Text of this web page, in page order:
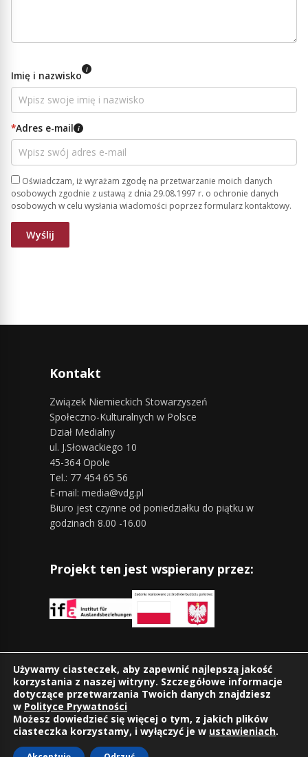
Imię i nazwisko i
*Adres e-mail i
Oświadczam, iż wyrażam zgodę na przetwarzanie moich danych
osobowych zgodnie z ustawą z dnia 29.08.1997 r. o ochronie danych
osobowych w celu wysłania wiadomości poprzez formularz kontaktowy.
Kontakt
Związek Niemieckich Stowarzyszeń
Społeczno-Kulturalnych w Polsce
Dział Medialny
ul. J.Słowackiego 10
45-364 Opole
Tel.: 77 454 65 56
E-mail: media@vdg.pl
Biuro jest czynne od poniedziałku do piątku w
godzinach 8.00 -16.00
Projekt ten jest wspierany przez:
Znajdziesz nas również na:
Używamy ciasteczek, aby zapewnić najlepszą jakość
korzystania z naszej witryny. Szczegółowe informacje
dotyczące przetwarzania Twoich danych znajdziesz
w Polityce Prywatności
Możesz dowiedzieć się więcej o tym, z jakich plików
ciasteczka korzystamy, i wyłączyć je w ustawieniach.